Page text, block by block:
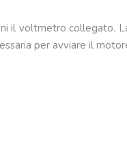
il voltmetro collegato.
per avviare il